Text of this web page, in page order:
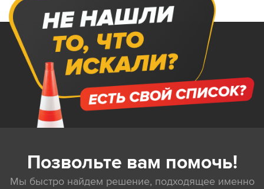
Позвольте вам помочь!
Мы быстро найдем решение, подходящее именно